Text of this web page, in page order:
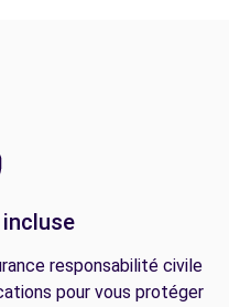
responsabilité civile
pour vous protéger